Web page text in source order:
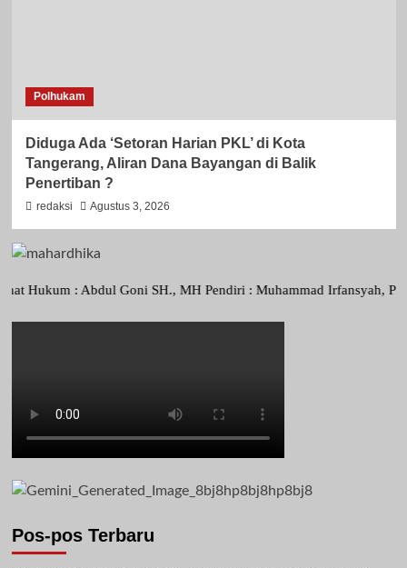
Polhukam
Diduga Ada ‘Setoran Harian PKL’ di Kota
Tangerang, Aliran Dana Bayangan di Balik
Penertiban ?
redaksi Agustus 3, 2026
: Abdul Goni SH., MH Pendiri : Muhammad Irfansyah,
Pos-pos Terbaru